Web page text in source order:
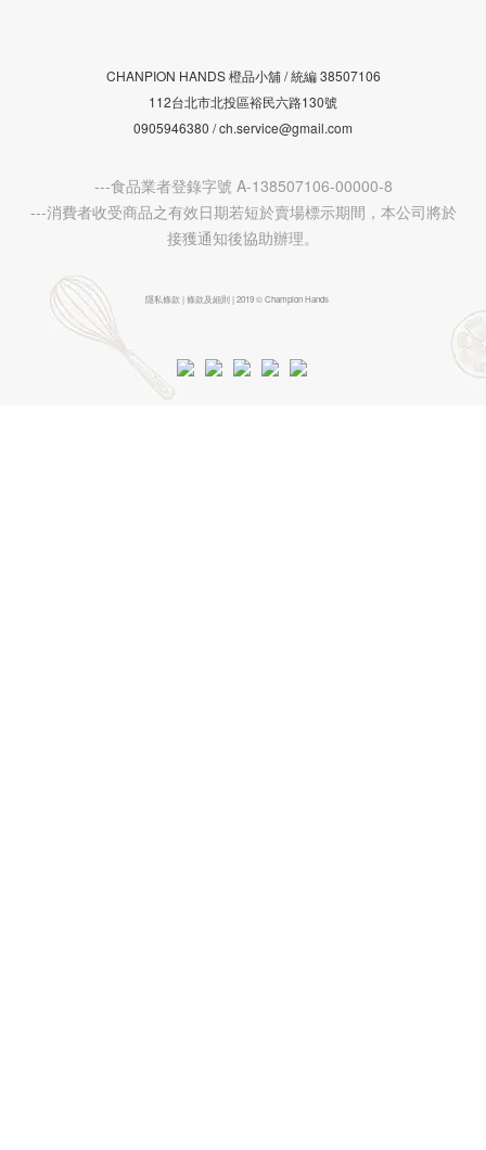
CHANPION HANDS 橙品小舖 /統編38507106
112台北市北投區裕民六路130號
0905946380 / ch.service@gmail.com
---食品業者登錄字號 A-138507106-00000-8
---消費者收受商品之有效日期若短於賣場標示期間，本公司將於
接獲通知後協助辦理。
隱私條款 | 條款及細則 | 2019 © Champion Hands